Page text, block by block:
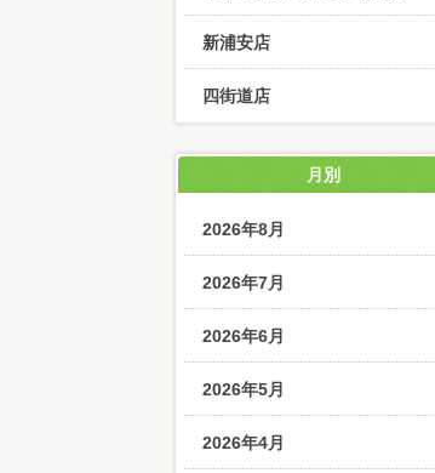
新浦安店
四街道店
月別
2026年8月
2026年7月
2026年6月
2026年5月
2026年4月